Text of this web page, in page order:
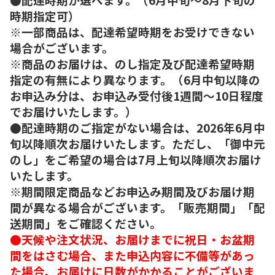
時期指定可）
※一部商品は、配達希望時期をお受けできない
場合がございます。
※商品のお届けは、のし指定及び配達希望時期
指定の有無により異なります。（6月中旬以降の
お申込み分は、お申込み受付後1週間～10日程度
でお届けいたします。）
●配達時期のご指定がない場合は、2026年6月中
旬以降順次お届けいたします。ただし、「御中元
のし」をご希望の場合は7月上旬以降順次お届け
いたします。
※期間限定商品などお申込み期間及びお届け期
間が異なる場合がございます。「販売期間」「配
送期間」をご確認ください。
●天候や注文状況、お届けまでに祝日・お盆期
間をはさむ場合、また申込内容に不備等があっ
た場合、お届けに日数がかかることがございま